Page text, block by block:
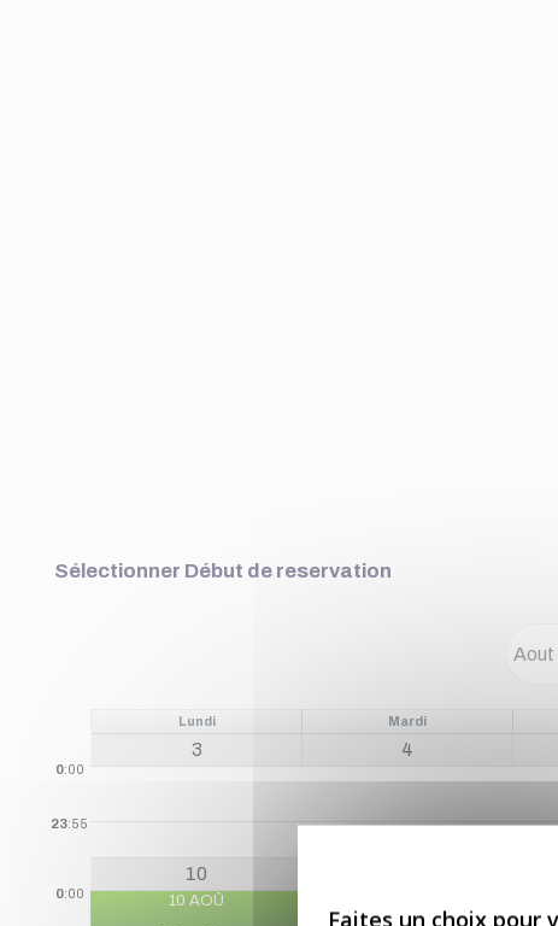
Sélectionner Début de reservation
Lundi Mardi
3 4
0:00
23:55
10
0:00 10 AOÛ